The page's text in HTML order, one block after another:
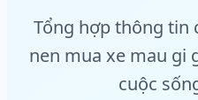
Tổng hợp thông tin
nen mua xe mau gi
cuộc